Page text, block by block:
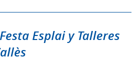
Esplai y Talleres